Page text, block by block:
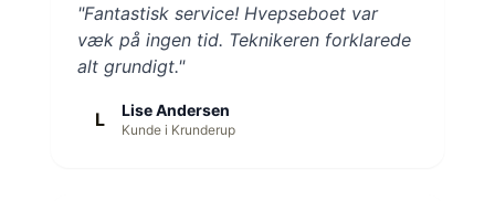
"Fantastisk service! Hvepseboet var
væk på ingen tid. Teknikeren forklarede
alt grundigt."
L Lise Andersen
Kunde i Krunderup